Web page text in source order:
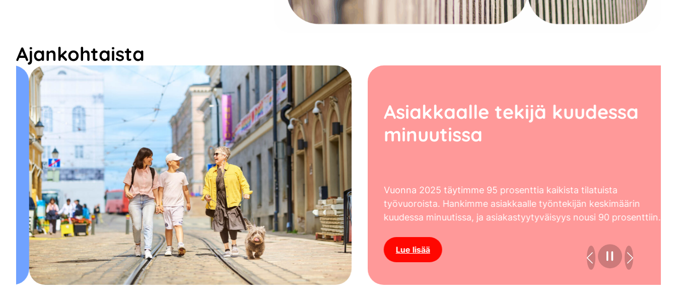
Ajankohtaista
Asiakkaalle tekijä kuudessa
minuutissa
Vuonna 2025 täytimme 95 prosenttia kaikista tilatuista
työvuoroista. Hankimme asiakkaalle työntekijän keskimäärin
kuudessa minuutissa, ja asiakastyytyväisyys nousi 90 prosenttiin.
Lue lisää